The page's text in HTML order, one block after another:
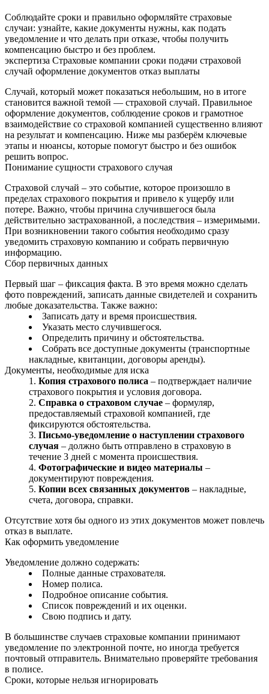
Соблюдайте сроки и правильно оформляйте страховые
случаи: узнайте, какие документы нужны, как подать
уведомление и что делать при отказе, чтобы получить
компенсацию быстро и без проблем.
экспертиза Страховые компании сроки подачи страховой
случай оформление документов отказ выплаты
Случай, который может показаться небольшим, но в итоге
становится важной темой — страховой случай. Правильное
оформление документов, соблюдение сроков и грамотное
взаимодействие со страховой компанией существенно влияют
на результат и компенсацию. Ниже мы разберём ключевые
этапы и нюансы, которые помогут быстро и без ошибок
решить вопрос.
Понимание сущности страхового случая
Страховой случай – это событие, которое произошло в
пределах страхового покрытия и привело к ущербу или
потере. Важно, чтобы причина случившегося была
действительно застрахованной, а последствия – измеримыми.
При возникновении такого события необходимо сразу
уведомить страховую компанию и собрать первичную
информацию.
Сбор первичных данных
Первый шаг – фиксация факта. В это время можно сделать
фото повреждений, записать данные свидетелей и сохранить
любые доказательства. Также важно:
Записать дату и время происшествия.
Указать место случившегося.
Определить причину и обстоятельства.
Собрать все доступные документы (транспортные
накладные, квитанции, договоры аренды).
Документы, необходимые для иска
Копия страхового полиса – подтверждает наличие
страхового покрытия и условия договора.
Справка о страховом случае – формуляр,
предоставляемый страховой компанией, где
фиксируются обстоятельства.
Письмо-уведомление о наступлении страхового
случая – должно быть отправлено в страховую в
течение 3 дней с момента происшествия.
Фотографические и видео материалы –
документируют повреждения.
Копии всех связанных документов – накладные,
счета, договора, справки.
Отсутствие хотя бы одного из этих документов может повлечь
отказ в выплате.
Как оформить уведомление
Уведомление должно содержать:
Полные данные страхователя.
Номер полиса.
Подробное описание события.
Список повреждений и их оценки.
Свою подпись и дату.
В большинстве случаев страховые компании принимают
уведомление по электронной почте, но иногда требуется
почтовый отправитель. Внимательно проверяйте требования
в полисе.
Сроки, которые нельзя игнорировать